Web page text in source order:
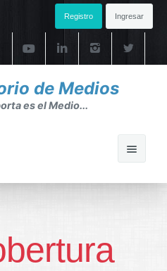
Registro Ingresar
de Medios
es el Medio...